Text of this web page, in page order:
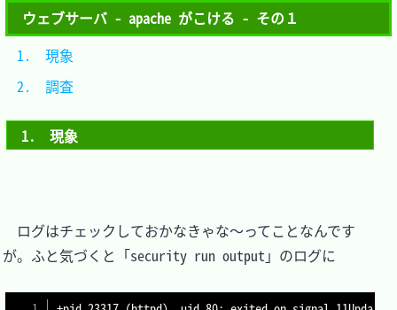
ウェブサーバ - apache がこける - その１
1.　現象
ログはチェックしておかなきゃな～ってことなんです
が。ふと気づくと「security run output」のログに